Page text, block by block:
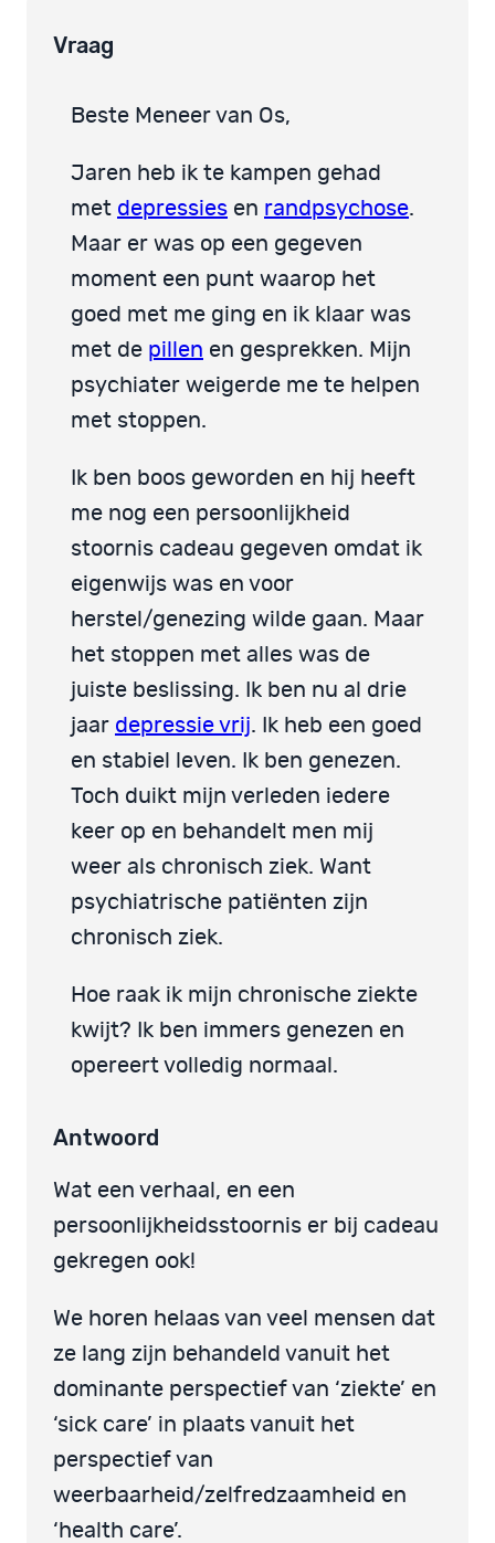
Vraag
Beste Meneer van Os,
Jaren heb ik te kampen gehad
met depressies en randpsychose.
Maar er was op een gegeven
moment een punt waarop het
goed met me ging en ik klaar was
met de pillen en gesprekken. Mijn
psychiater weigerde me te helpen
met stoppen.
Ik ben boos geworden en hij heeft
me nog een persoonlijkheid
stoornis cadeau gegeven omdat ik
eigenwijs was en voor
herstel/genezing wilde gaan. Maar
het stoppen met alles was de
juiste beslissing. Ik ben nu al drie
jaar depressie vrij. Ik heb een goed
en stabiel leven. Ik ben genezen.
Toch duikt mijn verleden iedere
keer op en behandelt men mij
weer als chronisch ziek. Want
psychiatrische patiënten zijn
chronisch ziek.
Hoe raak ik mijn chronische ziekte
kwijt? Ik ben immers genezen en
opereert volledig normaal.
Antwoord
Wat een verhaal, en een
persoonlijkheidsstoornis er bij cadeau
gekregen ook!
We horen helaas van veel mensen dat
ze lang zijn behandeld vanuit het
dominante perspectief van ‘ziekte’ en
‘sick care’ in plaats vanuit het
perspectief van
weerbaarheid/zelfredzaamheid en
‘health care’.